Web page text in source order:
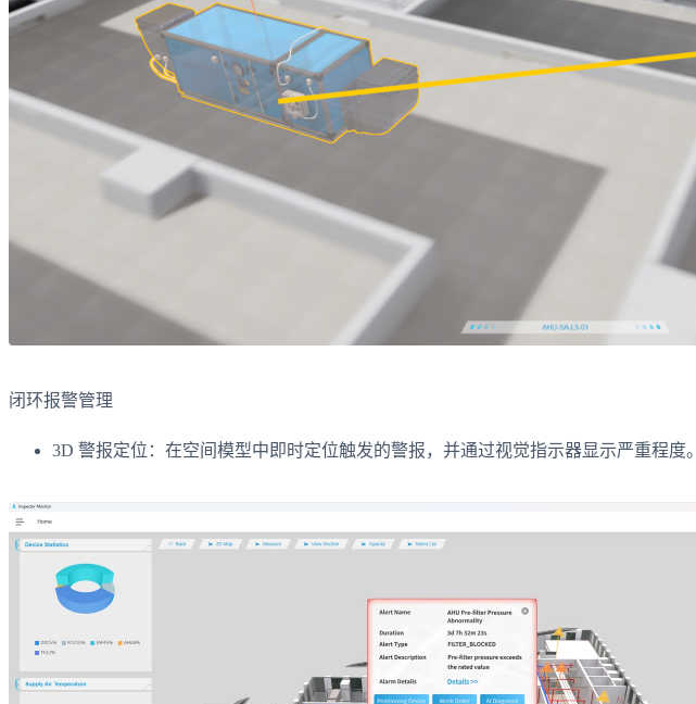
闭环报警管理
3D 警报定位：在空间模型中即时定位触发的警报，并通过视觉指示器显示严重程度。